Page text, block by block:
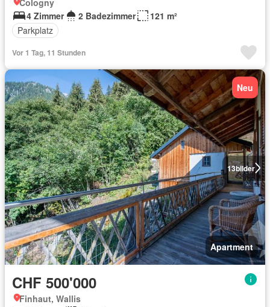
4 Zimmer
2 Badezimmer
121 m²
Parkplatz
Vor 1 Tag, 11 Stunden
13bilder
Neu
Apartment
CHF 500'000
Finhaut, Wallis